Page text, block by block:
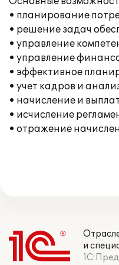
• планирование
• решение задач
• управление
• управление
• эффективное
• учет кадров и
• начисление и
• исчисление
• отражение
и